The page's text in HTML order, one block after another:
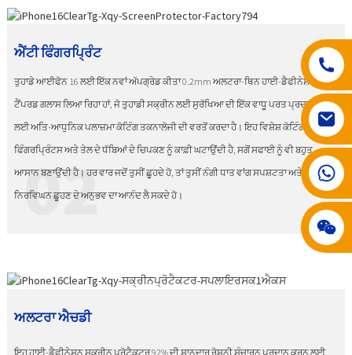
008617602075192
ਐਂਟੀ ਫਿੰਗਰਪ੍ਰਿੰਟ
ਤੁਹਾਡੇ ਆਈਫੋਨ 16 ਲਈ ਇੱਕ ਨਵਾਂ ਅੱਪਗ੍ਰੇਡ ਕੀਤਾ 0.2mm ਅਲਟਰਾ-ਥਿਨ ਹਾਈ-ਡੈਫੀਨੇਸ਼ਨ
ਟੈਂਪਰਡ ਗਲਾਸ ਲਿਆ ਰਿਹਾ ਹਾਂ, ਜੋ ਤੁਹਾਡੀ ਸਕ੍ਰੀਨ ਲਈ ਸੁਰੱਖਿਆ ਦੀ ਇੱਕ ਵਾਧੂ ਪਰਤ ਪ੍ਰਦਾਨ ਕਰਨ
ਲਈ ਅਤਿ-ਆਧੁਨਿਕ ਪਲਾਜ਼ਮਾ ਕੋਟਿੰਗ ਤਕਨਾਲੋਜੀ ਦੀ ਵਰਤੋਂ ਕਰਦਾ ਹੈ। ਇਹ ਵਿਸ਼ੇਸ਼ ਕੋਟਿੰਗ ਨਾ ਸਿਰਫ਼
ਫਿੰਗਰਪ੍ਰਿੰਟਸ ਅਤੇ ਤੇਲ ਦੇ ਧੱਬਿਆਂ ਦੇ ਚਿਪਕਣ ਨੂੰ ਕਾਫ਼ੀ ਘਟਾਉਂਦੀ ਹੈ, ਸਗੋਂ ਸਫਾਈ ਨੂੰ ਵੀ ਬਹੁਤ
ਆਸਾਨ ਬਣਾਉਂਦੀ ਹੈ। ਹਰ ਵਾਰ ਜਦੋਂ ਤੁਸੀਂ ਛੂਹਦੇ ਹੋ, ਤਾਂ ਤੁਸੀਂ ਨੰਗੀ ਧਾਤ ਵਾਂਗ ਸਪਸ਼ਟਤਾ ਅਤੇ
ਨਿਰਵਿਘਨ ਛੂਹਣ ਦੇ ਅਨੁਭਵ ਦਾ ਆਨੰਦ ਲੈ ਸਕਦੇ ਹੋ।
02
ਅਲਟਰਾ ਐਚਡੀ
ਇਹ ਹਾਈ-ਡੈਫੀਨੇਸ਼ਨ ਸਕ੍ਰੀਨ ਪ੍ਰੋਟੈਕਟਰ 92% ਦੀ ਸ਼ਾਨਦਾਰ ਰੋਸ਼ਨੀ ਸੰਚਾਰਨ ਪ੍ਰਦਾਨ ਕਰਨ ਲਈ